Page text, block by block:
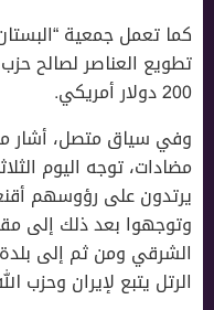
كما تعمل جمعية
تطويع العناصر لصالح
200 دولار أمريكي.
وفي سياق متصل، أشار
مضادات، توجه اليوم
يرتدون على رؤوسهم
وتوجهوا بعد ذلك إلى
الشرقي ومن ثم إلى
الرتل يتبع لإيران وحزب